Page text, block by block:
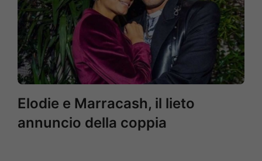
Elodie e Marracash, il lieto
annuncio della coppia